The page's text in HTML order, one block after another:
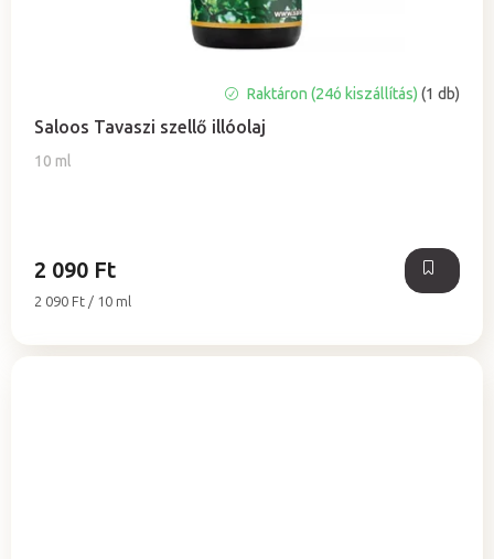
Saloos Tavaszi szellő illóolaj
10 ml
termék
átlagos
értékelése
Raktáron (24ó kiszállítás)(1 db)
2 090 Ft
Egységár:
2 090 Ft / 10 ml